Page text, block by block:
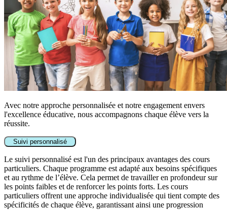
Avec notre approche personnalisée et notre engagement envers
l'excellence éducative, nous accompagnons chaque élève vers la
réussite.
Suivi personnalisé
Le suivi personnalisé est l'un des principaux avantages des cours
particuliers. Chaque programme est adapté aux besoins spécifiques
et au rythme de l’élève. Cela permet de travailler en profondeur sur
les points faibles et de renforcer les points forts. Les cours
particuliers offrent une approche individualisée qui tient compte des
spécificités de chaque élève, garantissant ainsi une progression